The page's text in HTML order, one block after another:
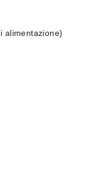
alimentazione)